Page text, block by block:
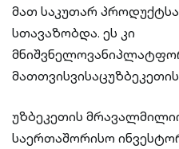
მათ საკუთარ
სთავაზობდა. ეს კი
უზბეკეთის
საერთაშორისო